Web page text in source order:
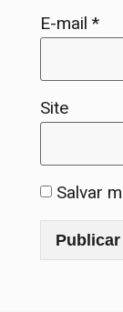
E-mail*
Site
Salvar